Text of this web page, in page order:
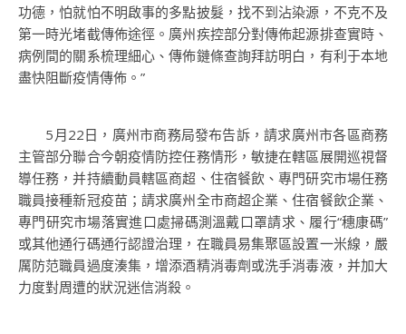
功德，怕就怕不明啟事的多點披髮，找不到沾染源，不克不及
第一時光堵截傳佈途徑。廣州疾控部分對傳佈起源排查實時、
病例間的關系梳理細心、傳佈鏈條查詢拜訪明白，有利于本地
盡快阻斷疫情傳佈。”
5月22日，廣州市商務局發布告訴，請求廣州市各區商務
主管部分聯合今朝疫情防控任務情形，敏捷在轄區展開巡視督
導任務，并持續動員轄區商超、住宿餐飲、專門研究市場任務
職員接種新冠疫苗；請求廣州全市商超企業、住宿餐飲企業、
專門研究市場落實進口處掃碼測溫戴口罩請求、履行“穗康碼”
或其他通行碼通行認證治理，在職員易集聚區設置一米線，嚴
厲防范職員過度湊集，增添酒精消毒劑或洗手消毒液，并加大
力度對周遭的狀況迷信消殺。